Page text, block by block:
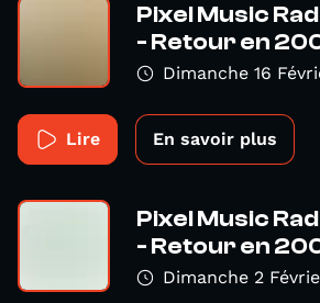
Pixel Music
- Retour en
Dimanche 16
Lire En savoir plus
Pixel Music
- Retour en
Dimanche 2